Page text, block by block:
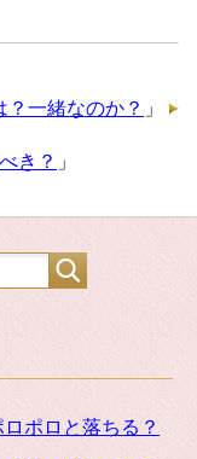
一緒なのか？ 」
き？ 」
ポロと落ちる？